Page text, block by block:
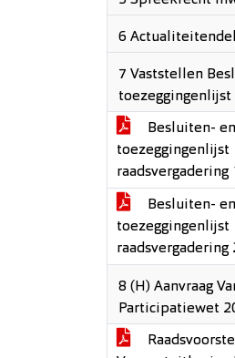
6
7 Vaststellen
toezeggingenlijst
Besluiten- en
toezeggingenlijst
raadsvergadering
Besluiten- en
toezeggingenlijst
raadsvergadering
8 (H) Aanvraag
Participatiewet